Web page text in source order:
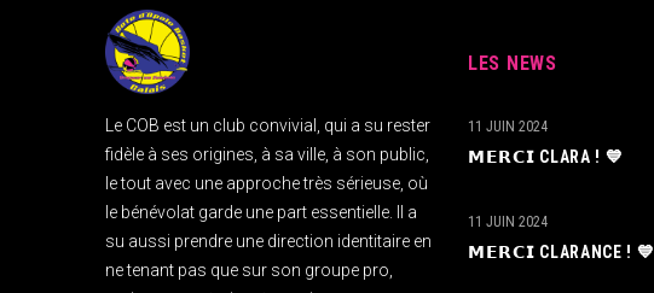
Le COB est un club convivial, qui a su rester
fidèle à ses origines, à sa ville, à son public,
le tout avec une approche très sérieuse, où
le bénévolat garde une part essentielle. Il a
su aussi prendre une direction identitaire en
ne tenant pas que sur son groupe pro,
LES NEWS
𝗠𝗘𝗥𝗖𝗜 CLARA ! 💙
11 JUIN 2024
𝗠𝗘𝗥𝗖𝗜 CLARANCE ! 💙
11 JUIN 2024